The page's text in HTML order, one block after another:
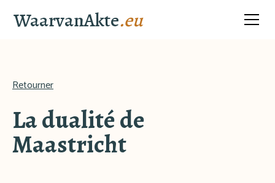
WaarvanAkte.eu
Retourner
La dualité de
Maastricht